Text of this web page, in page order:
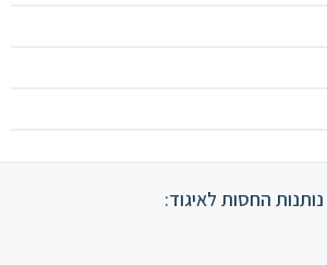
נותנות החסות לאיגוד: